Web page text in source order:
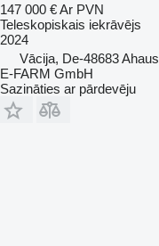
147 000 €Ar PVN
Teleskopiskais iekrāvējs
2024
Vācija, De-48683 Ahaus
E-FARM GmbH
Sazināties ar pārdevēju